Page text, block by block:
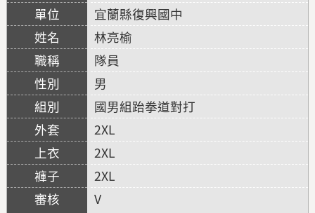
宜蘭縣復興國中
林亮榆
隊員
男
國男組跆拳道對打
2XL
2XL
2XL
V